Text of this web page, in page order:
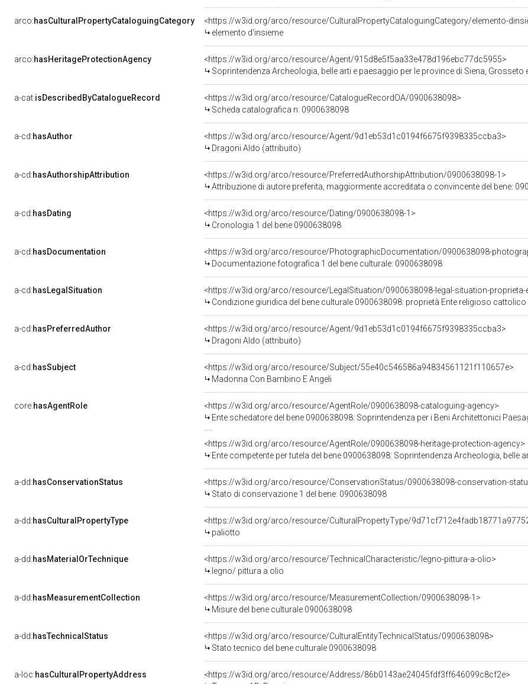
arco:hasCulturalPropertyCataloguingCategory
<https://w3id.org/arco/resource/CulturalPropertyCataloguingCategory/elemento-
elemento d'insieme
arco:hasHeritageProtectionAgency
<https://w3id.org/arco/resource/Agent/915d8e5f5aa33e478d196ebc77dc5955>
Soprintendenza Archeologia, belle arti e paesaggio per le province di Siena, Grosseto
a-cat:isDescribedByCatalogueRecord
<https://w3id.org/arco/resource/CatalogueRecordOA/0900638098>
Scheda catalografica n: 0900638098
a-cd:hasAuthor
<https://w3id.org/arco/resource/Agent/9d1eb53d1c0194f6675f9398335ccba3>
Dragoni Aldo (attribuito)
a-cd:hasAuthorshipAttribution
<https://w3id.org/arco/resource/PreferredAuthorshipAttribution/0900638098-1>
Attribuzione di autore preferita, maggiormente accreditata o convincente del bene:
a-cd:hasDating
<https://w3id.org/arco/resource/Dating/0900638098-1>
Cronologia 1 del bene 0900638098
a-cd:hasDocumentation
<https://w3id.org/arco/resource/PhotographicDocumentation/0900638098-
Documentazione fotografica 1 del bene culturale: 0900638098
a-cd:hasLegalSituation
<https://w3id.org/arco/resource/LegalSituation/0900638098-legal-situation-
Condizione giuridica del bene culturale 0900638098: proprietà Ente religioso cattolico
a-cd:hasPreferredAuthor
<https://w3id.org/arco/resource/Agent/9d1eb53d1c0194f6675f9398335ccba3>
Dragoni Aldo (attribuito)
a-cd:hasSubject
<https://w3id.org/arco/resource/Subject/55e40c546586a94834561121f110657e>
Madonna Con Bambino E Angeli
core:hasAgentRole
<https://w3id.org/arco/resource/AgentRole/0900638098-cataloguing-agency>
Ente schedatore del bene 0900638098: Soprintendenza per i Beni Architettonici
<https://w3id.org/arco/resource/AgentRole/0900638098-heritage-protection-agency>
Ente competente per tutela del bene 0900638098: Soprintendenza Archeologia, belle
a-dd:hasConservationStatus
<https://w3id.org/arco/resource/ConservationStatus/0900638098-conservation-
Stato di conservazione 1 del bene: 0900638098
a-dd:hasCulturalPropertyType
<https://w3id.org/arco/resource/CulturalPropertyType/
paliotto
a-dd:hasMaterialOrTechnique
<https://w3id.org/arco/resource/TechnicalCharacteristic/legno-pittura-a-olio>
legno/ pittura a olio
a-dd:hasMeasurementCollection
<https://w3id.org/arco/resource/MeasurementCollection/0900638098-1>
Misure del bene culturale 0900638098
a-dd:hasTechnicalStatus
<https://w3id.org/arco/resource/CulturalEntityTechnicalStatus/0900638098>
Stato tecnico del bene culturale 0900638098
a-loc:hasCulturalPropertyAddress
<https://w3id.org/arco/resource/Address/86b0143ae24045fdf3ff646099c8cf2e>